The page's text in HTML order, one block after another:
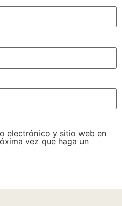
electrónico y sitio web en
vez que haga un